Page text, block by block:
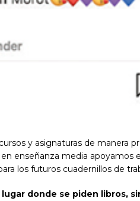
y asignaturas de manera
enseñanza media apoyamos
los futuros cuadernillos de
donde se piden libros,